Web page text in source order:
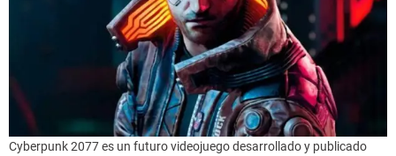
Cyberpunk 2077 es un futuro videojuego desarrollado y publicado